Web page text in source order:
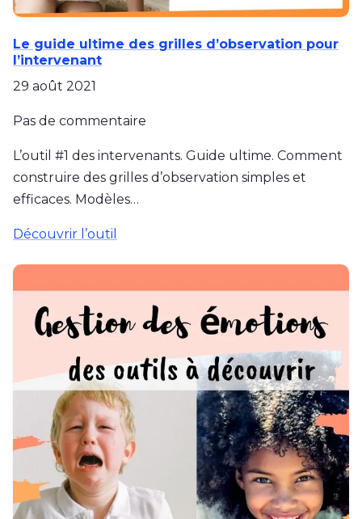
Le guide ultime des grilles d’observation pour
l’intervenant
29 août 2021
Pas de commentaire
L’outil #1 des intervenants. Guide ultime. Comment
construire des grilles d’observation simples et
efficaces. Modèles…
Découvrir l’outil